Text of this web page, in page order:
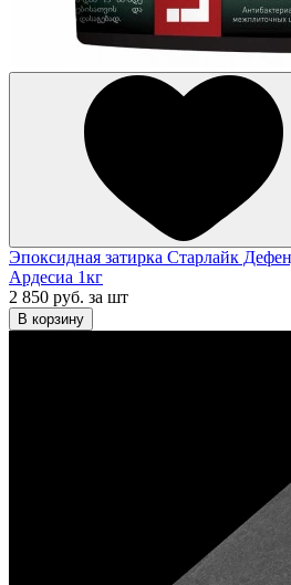
Эпоксидная затирка Старлайк
Ардесиа 1кг
2 850 руб. за шт
В корзину